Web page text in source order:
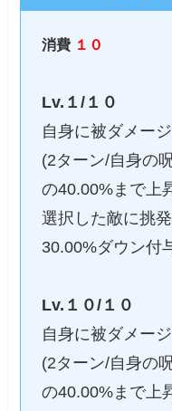
消費 １０
Lv.１/１０
自身に被ダメージ
(2ターン/自身の
の40.00%まで上
選択した敵に挑
30.00%ダウン付
Lv.１０/１０
自身に被ダメージ
(2ターン/自身の
の40.00%まで上